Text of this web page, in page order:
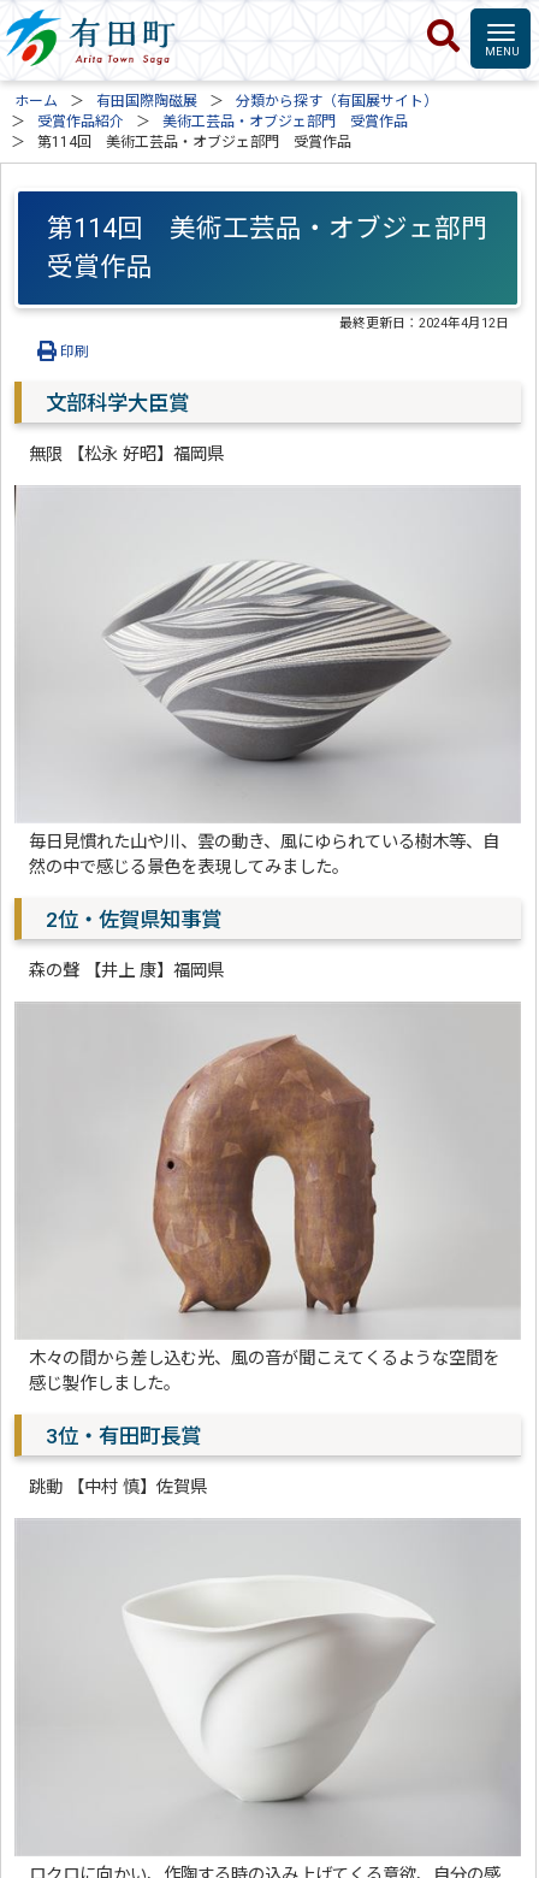
ホーム 有田国際陶磁展
分類から探す（有国展サイト）
受賞作品紹介
美術工芸品・オブジェ部門 受賞作品
第114回 美術工芸品・オブジェ部門 受賞作品
第114回 美術工芸品・オブジェ部門
受賞作品
最終更新日：2024年4月12日
印刷
文部科学大臣賞
無限 【松永 好昭】福岡県
毎日見慣れた山や川、雲の動き、風にゆられている樹木等、自
然の中で感じる景色を表現してみました。
2位・佐賀県知事賞
森の聲 【井上 康】福岡県
木々の間から差し込む光、風の音が聞こえてくるような空間を
感じ製作しました。
3位・有田町長賞
跳動 【中村 慎】佐賀県